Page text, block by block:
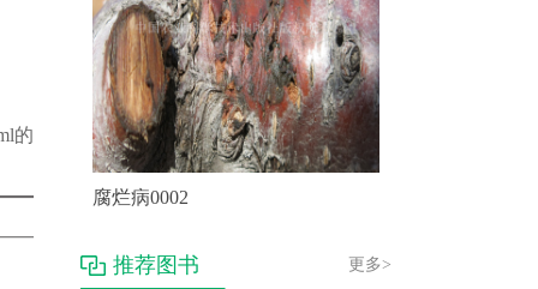
的
腐烂病0002
更多>
推荐图书